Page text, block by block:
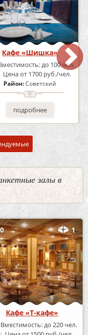
Кафе «Шишка»
до 100 чел.
Ценаот 1700 руб./чел.
Район:Советский
подробнее
залы в
0 1
Кафе «Т-кафе»
Вместимость:до 220 чел.